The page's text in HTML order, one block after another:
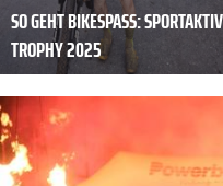
SO GEHT BIKESPASS:
ROPHY 2025